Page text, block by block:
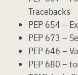
Tracebacks
PEP 654 –
PEP 673 –
PEP 646 –
PEP 680 –